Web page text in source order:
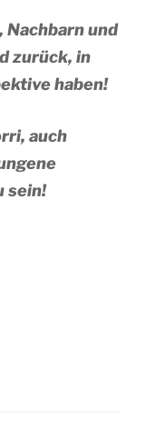
Nachbarn und
zurück, in
haben!
auch
sein!